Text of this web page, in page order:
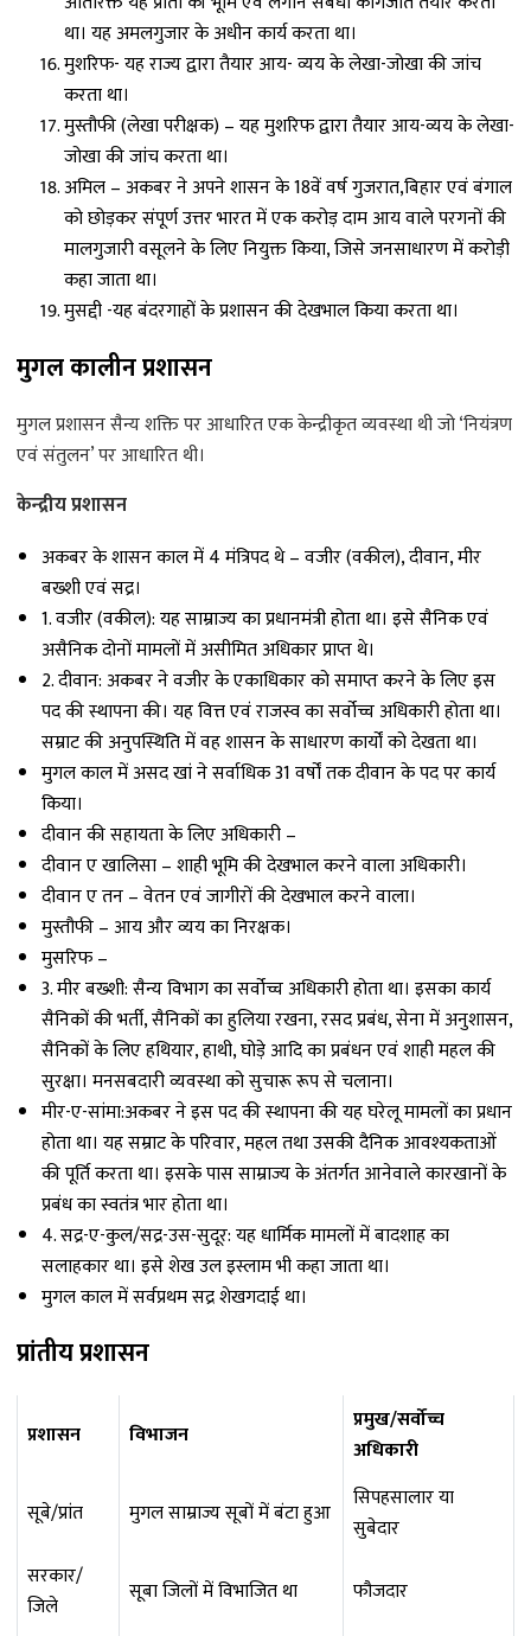
था। यह अमलगुजार के अधीन कार्य करता था।
मुशरिफ- यह राज्य द्वारा तैयार आय- व्यय के लेखा-जोखा की जांच
करता था।
मुस्तौफी (लेखा परीक्षक) – यह मुशरिफ द्वारा तैयार आय-व्यय के लेखा-
जोखा की जांच करता था।
अमिल – अकबर ने अपने शासन के 18वें वर्ष गुजरात,बिहार एवं बंगाल
को छोड़कर संपूर्ण उत्तर भारत में एक करोड़ दाम आय वाले परगनों की
मालगुजारी वसूलने के लिए नियुक्त किया, जिसे जनसाधारण में करोड़ी
कहा जाता था।
मुसद्दी -यह बंदरगाहों के प्रशासन की देखभाल किया करता था।
मुगल कालीन प्रशासन
मुगल प्रशासन सैन्य शक्ति पर आधारित एक केन्द्रीकृत व्यवस्था थी जो ‘नियंत्रण
एवं संतुलन’ पर आधारित थी।
केन्द्रीय प्रशासन
अकबर के शासन काल में 4 मंत्रिपद थे – वजीर (वकील), दीवान, मीर
बख्शी एवं सद्र।
1. वजीर (वकील): यह साम्राज्य का प्रधानमंत्री होता था। इसे सैनिक एवं
असैनिक दोनों मामलों में असीमित अधिकार प्राप्त थे।
2. दीवान: अकबर ने वजीर के एकाधिकार को समाप्त करने के लिए इस
पद की स्थापना की। यह वित्त एवं राजस्व का सर्वोच्च अधिकारी होता था।
सम्राट की अनुपस्थिति में वह शासन के साधारण कार्यों को देखता था।
मुगल काल में असद खां ने सर्वाधिक 31 वर्षों तक दीवान के पद पर कार्य
किया।
दीवान की सहायता के लिए अधिकारी –
दीवान ए खालिसा – शाही भूमि की देखभाल करने वाला अधिकारी।
दीवान ए तन – वेतन एवं जागीरों की देखभाल करने वाला।
मुस्तौफी – आय और व्यय का निरक्षक।
मुसरिफ –
3. मीर बख्शी: सैन्य विभाग का सर्वोच्च अधिकारी होता था। इसका कार्य
सैनिकों की भर्ती, सैनिकों का हुलिया रखना, रसद प्रबंध, सेना में अनुशासन,
सैनिकों के लिए हथियार, हाथी, घोड़े आदि का प्रबंधन एवं शाही महल की
सुरक्षा। मनसबदारी व्यवस्था को सुचारू रूप से चलाना।
मीर-ए-सांमा:अकबर ने इस पद की स्थापना की यह घरेलू मामलों का प्रधान
होता था। यह सम्राट के परिवार, महल तथा उसकी दैनिक आवश्यकताओं
की पूर्ति करता था। इसके पास साम्राज्य के अंतर्गत आनेवाले कारखानों के
प्रबंध का स्वतंत्र भार होता था।
4. सद्र-ए-कुल/सद्र-उस-सुदूर: यह धार्मिक मामलों में बादशाह का
सलाहकार था। इसे शेख उल इस्लाम भी कहा जाता था।
मुगल काल में सर्वप्रथम सद्र शेखगदाई था।
प्रांतीय प्रशासन
प्रशासन विभाजन
प्रमुख/सर्वोच्च
अधिकारी
सूबे/प्रांत मुगल साम्राज्य सूबों में बंटा हुआ
सिपहसालार या
सुबेदार
सरकार/
जिले
सूबा जिलों में विभाजित था फौजदार